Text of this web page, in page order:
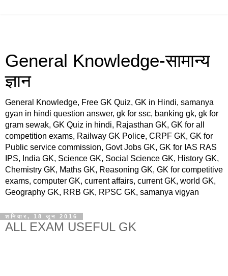
General Knowledge-सामान्य
ज्ञान
General Knowledge, Free GK Quiz, GK in Hindi, samanya
gyan in hindi question answer, gk for ssc, banking gk, gk for
gram sewak, GK Quiz in hindi, Rajasthan GK, GK for all
competition exams, Railway GK Police, CRPF GK, GK for
Public service commission, Govt Jobs GK, GK for IAS RAS
IPS, India GK, Science GK, Social Science GK, History GK,
Chemistry GK, Maths GK, Reasoning GK, GK for competitive
exams, computer GK, current affairs, current GK, world GK,
Geography GK, RRB GK, RPSC GK, samanya vigyan
शनिवार, 18 जून 2016
ALL EXAM USEFUL GK